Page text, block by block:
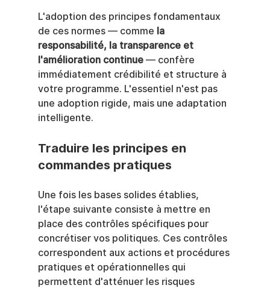
L'adoption des principes fondamentaux
de ces normes — comme la
responsabilité, la transparence et
l'amélioration continue — confère
immédiatement crédibilité et structure à
votre programme. L'essentiel n'est pas
une adoption rigide, mais une adaptation
intelligente.
Traduire les principes en
commandes pratiques
Une fois les bases solides établies,
l'étape suivante consiste à mettre en
place des contrôles spécifiques pour
concrétiser vos politiques. Ces contrôles
correspondent aux actions et procédures
pratiques et opérationnelles qui
permettent d'atténuer les risques